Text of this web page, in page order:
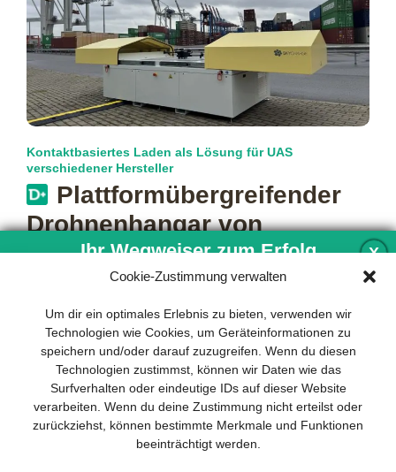
Cookie-Zustimmung verwalten
Um dir ein optimales Erlebnis zu bieten, verwenden wir
Technologien wie Cookies, um Geräteinformationen zu
speichern und/oder darauf zuzugreifen. Wenn du diesen
Technologien zustimmst, können wir Daten wie das
Surfverhalten oder eindeutige IDs auf dieser Website
verarbeiten. Wenn du deine Zustimmung nicht erteilst oder
zurückziehst, können bestimmte Merkmale und Funktionen
beeinträchtigt werden.
Kontaktbasiertes Laden als Lösung für UAS
verschiedener Hersteller
Plattform­übergreifender
Drohnenhangar von
Skycharge
Mit Blick auf einen kommerziell tragfähigen UAS-Einsatz geht
unterwegs zu sein. Und mehr…
X
Ihr Wegweiser zum Erfolg
nachhaltigen Geschäftsmodells sind für
jedes Unternehmen unverzichtbar. Das
Business Model Canvas hilft, sich dabei
auf das Wesentliche zu konzentrieren
und stets im Blick zu behalten, worauf es
wirklich ankommt.
Abonnieren Sie unseren kostenlosen